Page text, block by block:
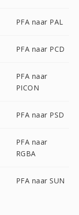
PFA naar PAL
PFA naar PCD
PFA naar
PICON
PFA naar PSD
PFA naar
RGBA
PFA naar SUN